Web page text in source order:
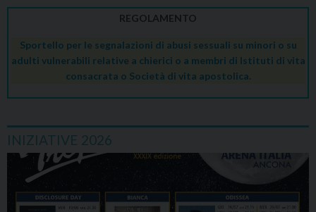
REGOLAMENTO
Sportello per le segnalazioni di abusi sessuali su minori o su
adulti vulnerabili relative a chierici o a membri di Istituti di vita
consacrata o Società di vita apostolica.
INIZIATIVE 2026